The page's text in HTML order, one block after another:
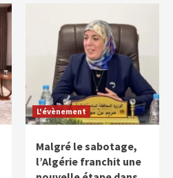
L'évènement
Malgré le sabotage,
l’Algérie franchit une